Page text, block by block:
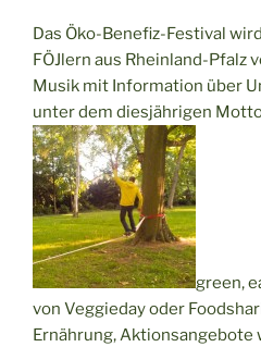
Das Öko-Benefiz-Festival
FÖJlern aus Rheinland-
Musik mit Information über
unter dem diesjährigen Motto
green,
von Veggieday oder
Ernährung, Aktionsangebote